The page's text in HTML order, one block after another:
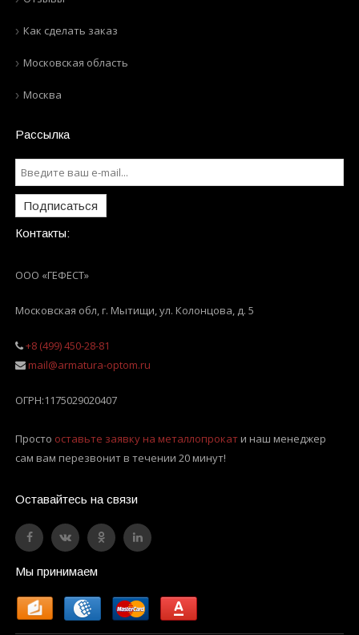
Как сделать заказ
Московская область
Москва
Рассылка
Подписаться
Контакты:
ООО «ГЕФЕСТ»
Московская обл, г. Мытищи,ул. Колонцова, д. 5
+8 (499) 450-28-81
mail@armatura-optom.ru
ОГРН:1175029020407
Просто оставьте заявку на металлопрокати наш менеджер
сам вам перезвонит в течении 20 минут!
Оставайтесь на связи
Мы принимаем